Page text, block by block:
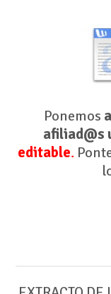
Ponemos
afiliad@s
editable.